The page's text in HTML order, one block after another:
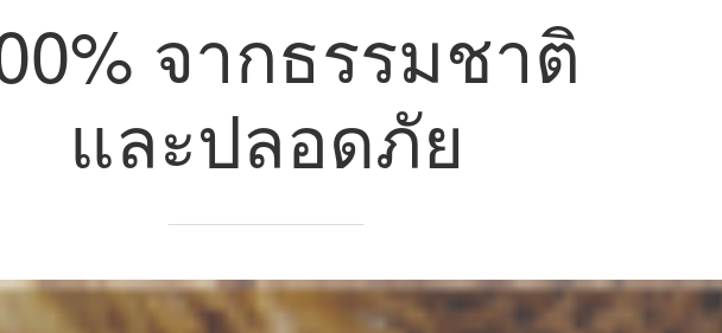
จากธรรมชาติ
และปลอดภัย